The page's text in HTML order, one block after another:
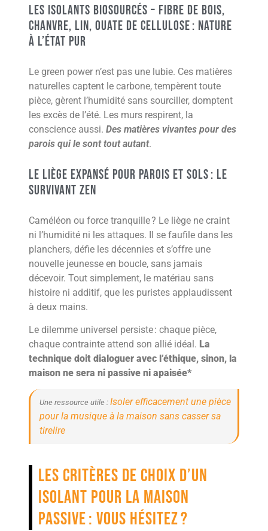
Les Isolants Biosourcés – Fibre de Bois,
Chanvre, Lin, Ouate de Cellulose : Nature
à l’État Pur
Le green power n’est pas une lubie. Ces matières
naturelles captent le carbone, tempèrent toute
pièce, gèrent l’humidité sans sourciller, domptent
les excès de l’été. Les murs respirent, la
conscience aussi. Des matières vivantes pour des
parois qui le sont tout autant.
Le Liège Expansé pour Parois et Sols : Le
Survivant Zen
Caméléon ou force tranquille ? Le liège ne craint
ni l’humidité ni les attaques. Il se faufile dans les
planchers, défie les décennies et s’offre une
nouvelle jeunesse en boucle, sans jamais
décevoir. Tout simplement, le matériau sans
histoire ni additif, que les puristes applaudissent
à deux mains.
Le dilemme universel persiste : chaque pièce,
chaque contrainte attend son allié idéal. La
technique doit dialoguer avec l’éthique, sinon, la
maison ne sera ni passive ni apaisée*
Une ressource utile : Isoler efficacement une pièce
pour la musique à la maison sans casser sa
tirelire
Les critères de choix d’un
isolant pour la maison
passive : vous hésitez ?